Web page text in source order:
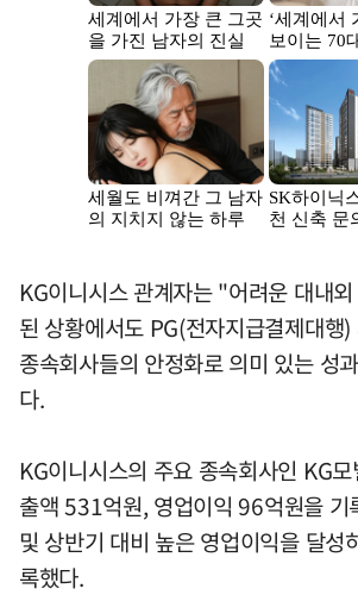
KG이니시스 관계자는 "어려운 대내
된 상황에서도 PG(전자지급결제대행
종속회사들의 안정화로 의미 있는 성
다.
KG이니시스의 주요 종속회사인 KG
출액 531억원, 영업이익 96억원을 기
및 상반기 대비 높은 영업이익을 달성
록했다.